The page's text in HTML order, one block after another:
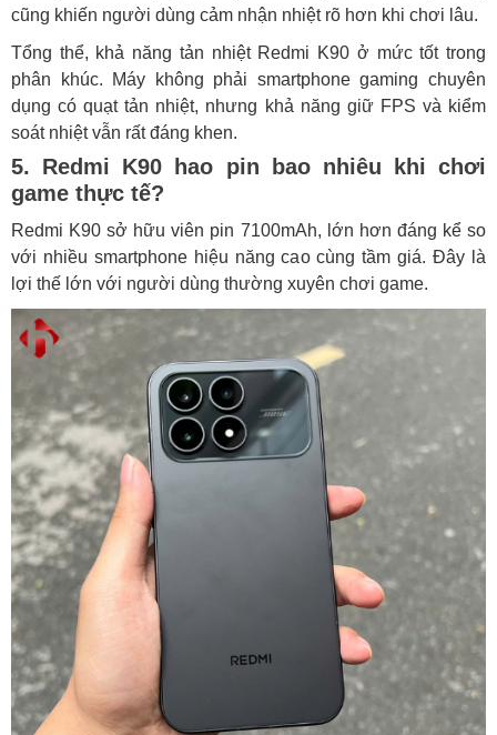
cũng khiến người dùng cảm nhận nhiệt rõ hơn khi chơi lâu.
Tổng thể, khả năng tản nhiệt Redmi K90 ở mức tốt trong
phân khúc. Máy không phải smartphone gaming chuyên
dụng có quạt tản nhiệt, nhưng khả năng giữ FPS và kiểm
soát nhiệt vẫn rất đáng khen.
5. Redmi K90 hao pin bao nhiêu khi chơi
game thực tế?
Redmi K90 sở hữu viên pin 7100mAh, lớn hơn đáng kể so
với nhiều smartphone hiệu năng cao cùng tầm giá. Đây là
lợi thế lớn với người dùng thường xuyên chơi game.